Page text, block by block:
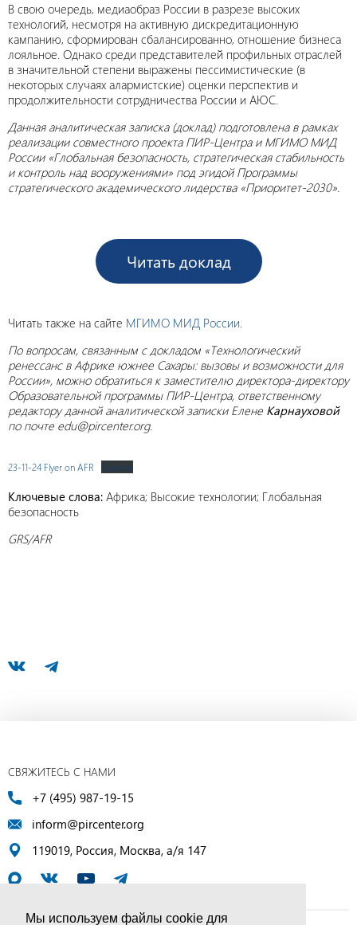
Мы используем файлы cookie для
В свою очередь, медиаобраз России в разрезе высоких
технологий, несмотря на активную дискредитационную
кампанию, сформирован сбалансированно, отношение бизнеса
лояльное. Однако среди представителей профильных отраслей
в значительной степени выражены пессимистические (в
некоторых случаях алармистские) оценки перспектив и
продолжительности сотрудничества России и АЮС.
Данная аналитическая записка (доклад) подготовлена в рамках
реализации совместного проекта ПИР-Центра и МГИМО МИД
России «Глобальная безопасность, стратегическая стабильность
и контроль над вооружениями» под эгидой Программы
стратегического академического лидерства «Приоритет-2030».
Читать доклад
Читать также на сайте МГИМО МИД России
По вопросам, связанным с докладом «Технологический
ренессанс в Африке южнее Сахары: вызовы и возможности для
России», можно обратиться к заместителю директора-директору
Образовательной программы ПИР-Центра, ответственному
редактору данной аналитической записки Елене Карнауховой
по почте edu@pircenter.org.
23-11-24 Flyer on AFR Скачать
Ключевые слова: Африка; Высокие технологии; Глобальная
безопасность
GRS/AFR
СВЯЖИТЕСЬ С НАМИ
+7 (495) 987-19-15
inform@pircenter.org
119019, Россия, Москва, а/я 147